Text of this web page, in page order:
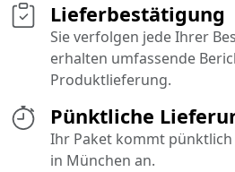
Pünktliche
Ihr Paket kommt
in München an.
Lieferbestätigung
Sie verfolgen jede Ihrer
erhalten umfassende
Produktlieferung.